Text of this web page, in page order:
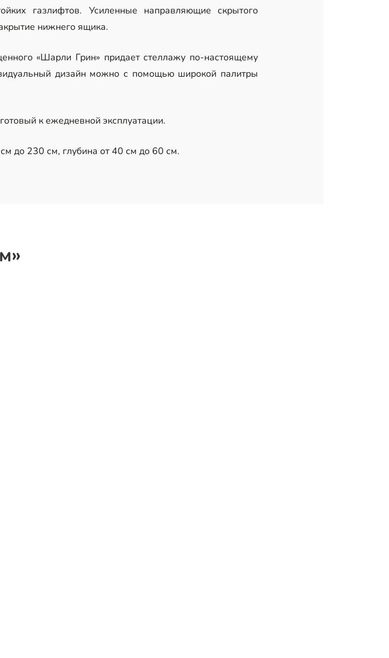
газлифтов. Усиленные направляющие скрытого
нижнего ящика.
«Шарли Грин» придает стеллажу по-настоящему
дизайн можно с помощью широкой палитры
к ежедневной эксплуатации.
до 230 см, глубина от 40 см до 60 см.